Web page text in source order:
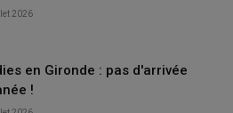
2026
en Gironde : pas d'arrivée
!